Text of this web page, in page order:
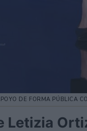
DE FORMA PÚBLICA
Letizia